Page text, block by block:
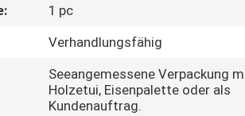
1 pc
Verhandlungsfähig
Seeangemessene Verpackung
Holzetui, Eisenpalette oder als
Kundenauftrag.